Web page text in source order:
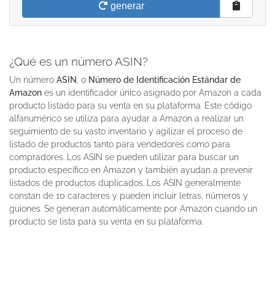
generar
¿Qué es un número ASIN?
Un número ASIN , o Número de Identificación Estándar de
Amazon es un identificador único asignado por Amazon a cada
producto listado para su venta en su plataforma. Este código
alfanumérico se utiliza para ayudar a Amazon a realizar un
seguimiento de su vasto inventario y agilizar el proceso de
listado de productos tanto para vendedores como para
compradores. Los ASIN se pueden utilizar para buscar un
producto específico en Amazon y también ayudan a prevenir
listados de productos duplicados. Los ASIN generalmente
constan de 10 caracteres y pueden incluir letras, números y
guiones. Se generan automáticamente por Amazon cuando un
producto se lista para su venta en su plataforma.